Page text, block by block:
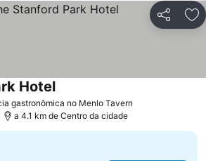
Partilhar
gastronômica no Menlo Tavern
Hotel
a 4.1 km de Centro da cidade